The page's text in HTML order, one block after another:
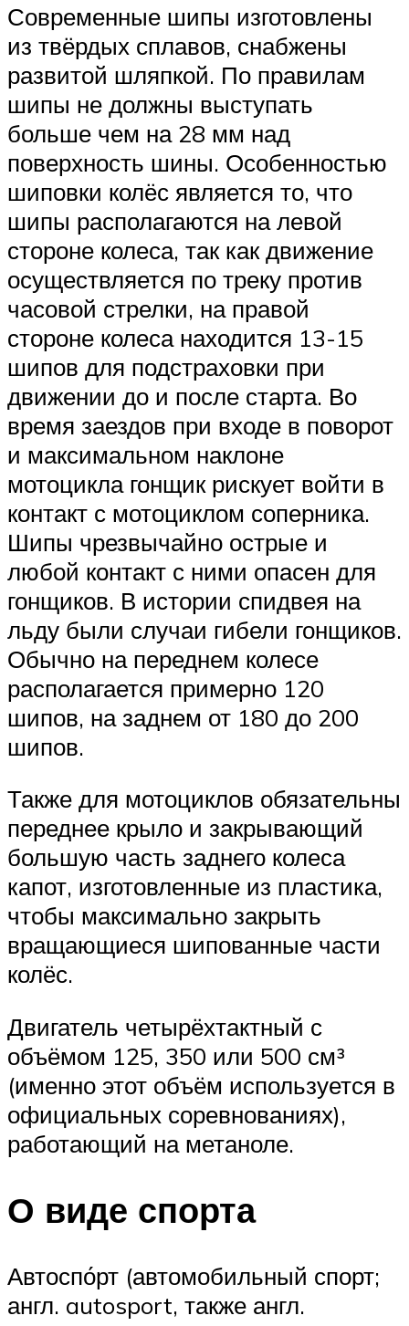
Современные шипы изготовлены
из твёрдых сплавов, снабжены
развитой шляпкой. По правилам
шипы не должны выступать
больше чем на 28 мм над
поверхность шины. Особенностью
шиповки колёс является то, что
шипы располагаются на левой
стороне колеса, так как движение
осуществляется по треку против
часовой стрелки, на правой
стороне колеса находится 13-15
шипов для подстраховки при
движении до и после старта. Во
время заездов при входе в поворот
и максимальном наклоне
мотоцикла гонщик рискует войти в
контакт с мотоциклом соперника.
Шипы чрезвычайно острые и
любой контакт с ними опасен для
гонщиков. В истории спидвея на
льду были случаи гибели гонщиков.
Обычно на переднем колесе
располагается примерно 120
шипов, на заднем от 180 до 200
шипов.
Также для мотоциклов обязательны
переднее крыло и закрывающий
большую часть заднего колеса
капот, изготовленные из пластика,
чтобы максимально закрыть
вращающиеся шипованные части
колёс.
Двигатель четырёхтактный с
объёмом 125, 350 или 500 см³
(именно этот объём используется в
официальных соревнованиях),
работающий на метаноле.
О виде спорта
Автоспо́рт (автомобильный спорт;
англ. autosport, также англ.